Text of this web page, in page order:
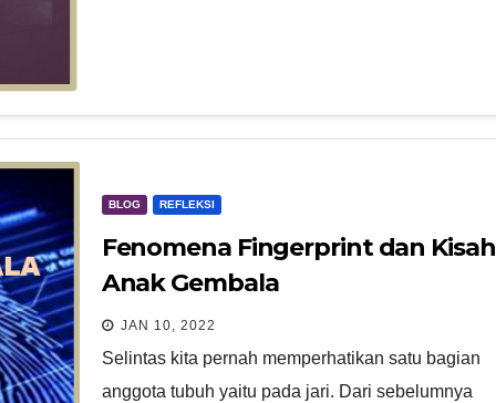
BLOG REFLEKSI
Fenomena Fingerprint dan Kisah
Anak Gembala
JAN 10, 2022
Selintas kita pernah memperhatikan satu bagian
anggota tubuh yaitu pada jari. Dari sebelumnya